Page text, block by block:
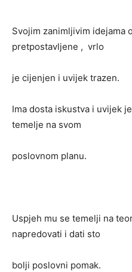
Svojim zanimljivim idejama
pretpostavljene , vrlo
je cijenjen i uvijek trazen.
Ima dosta iskustva i uvijek
temelje na svom
poslovnom planu.
Uspjeh mu se temelji na
napredovati i dati sto
bolji poslovni pomak.